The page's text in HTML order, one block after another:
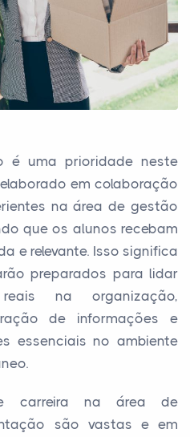
é uma prioridade neste
em colaboração
na área de gestão
que os alunos recebam
e relevante. Isso significa
preparados para lidar
na organização,
de informações e
essenciais no ambiente
carreira na área de
são vastas e em